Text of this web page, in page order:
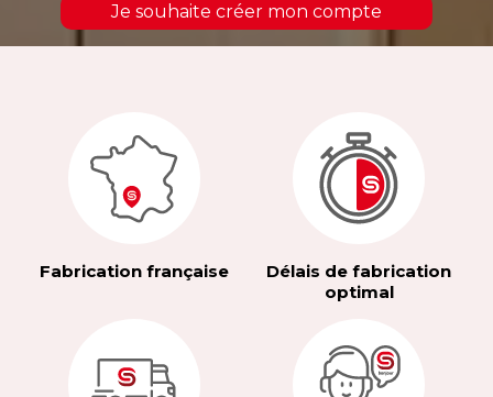
Je souhaite créer mon compte
Fabrication française
Délais de fabrication
optimal